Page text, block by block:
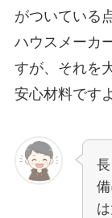
がついている
ハウスメーカ
すが、それを
安心材料です